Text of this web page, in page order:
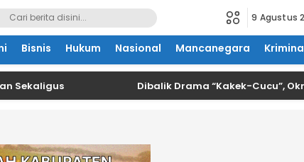
9 Agustus
Bisnis Hukum Nasional Mancanegara
Dibalik Drama “Kakek-Cucu”, Oknum